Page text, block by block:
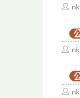
Post
Post
Post